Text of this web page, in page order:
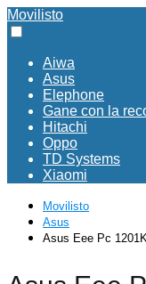
Movilisto
Aiwa
Asus
Elephone
Gane con la
Hitachi
Oppo
TD Systems
Xiaomi
Movilisto
Asus
Asus Eee Pc